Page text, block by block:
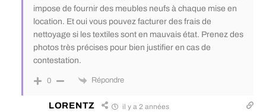
impose de fournir des meubles neufs à chaque mise en
location. Et oui vous pouvez facturer des frais de
nettoyage si les textiles sont en mauvais état. Prenez des
photos très précises pour bien justifier en cas de
contestation.
0 Répondre
LORENTZ il y a 2 années